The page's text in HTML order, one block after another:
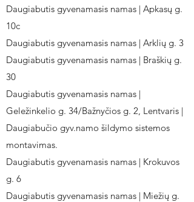
Daugiabutis gyvenamasis namas | Apkasų g.
10c
Daugiabutis gyvenamasis namas | Arklių g. 3
Daugiabutis gyvenamasis namas | Braškių g.
30
Daugiabutis gyvenamasis namas |
Geležinkelio g. 34/Bažnyčios g. 2, Lentvaris |
Daugiabučio gyv.namo šildymo sistemos
montavimas.
Daugiabutis gyvenamasis namas | Krokuvos
g. 6
Daugiabutis gyvenamasis namas | Miežių g.